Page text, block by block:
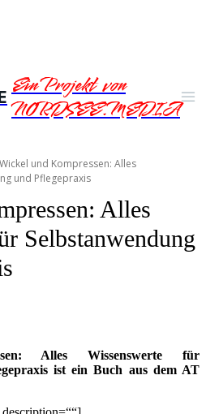
Ein Projekt von
NORDSEE.MEDIA
Wickel und Kompressen: Alles
und Pflegepraxis
Alles
Selbstanwendung
Alles Wissenswerte für
ist ein Buch aus dem AT